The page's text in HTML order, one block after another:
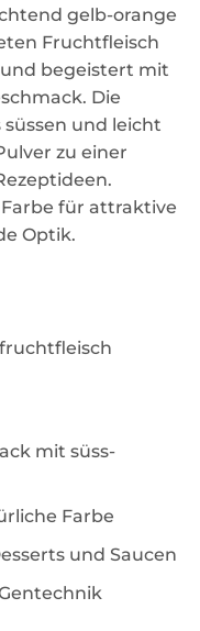
gelb-orange
Fruchtfleisch
begeistert mit
Die
und leicht
zu einer
für attraktive
Optik.
mit süss-
Farbe
und Saucen